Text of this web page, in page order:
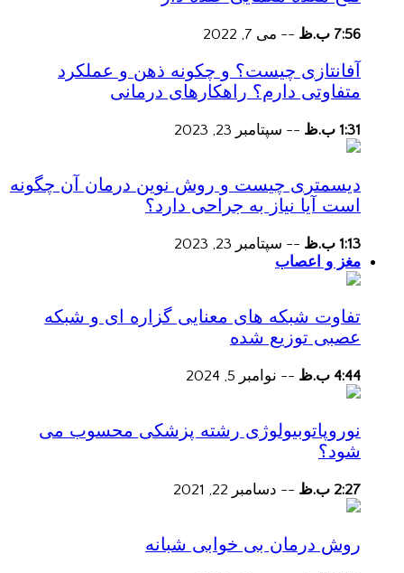
7:56 ب.ظ -- می 7, 2022
آفانتازی چیست؟ و چکونه ذهن و عملکرد
متفاوتی دارم؟ راهکارهای درمانی
1:31 ب.ظ -- سپتامبر 23, 2023
دیسمتری چیست و روش نوین درمان آن چگونه
است آیا نیاز به جراحی دارد؟
1:13 ب.ظ -- سپتامبر 23, 2023
مغز و اعصاب
تفاوت شبکه های معنایی گزاره ای و شبکه
عصبی توزیع شده
4:44 ب.ظ -- نوامبر 5, 2024
نوروپاتوبیولوژی رشته پزشکی محسوب می
شود؟
2:27 ب.ظ -- دسامبر 22, 2021
روش درمان بی خوابی شبانه